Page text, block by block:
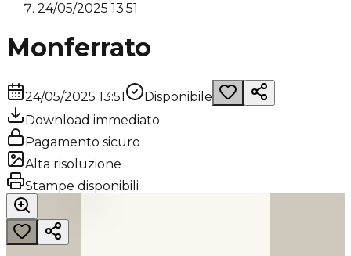
24/05/2025 13:51
Monferrato
24/05/2025 13:51
Disponibile
Download immediato
Pagamento sicuro
Alta risoluzione
Stampe disponibili